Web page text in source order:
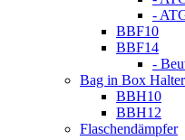
-
BBF10
BBF14
-
Bag in Box Halter
BBH10
BBH12
Flaschendämpfer